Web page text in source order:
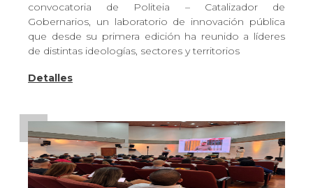
convocatoria de Politeia – Catalizador de
Gobernarios, un laboratorio de innovación pública
que desde su primera edición ha reunido a líderes
de distintas ideologías, sectores y territorios
Detalles